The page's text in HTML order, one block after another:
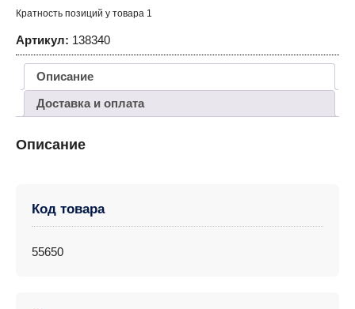
Кратность позиций у товара 1
Артикул: 138340
Описание
Доставка и оплата
Описание
Код товара
55650